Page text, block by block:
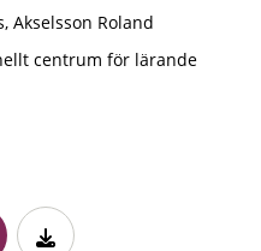
Akselsson Roland
centrum för lärande